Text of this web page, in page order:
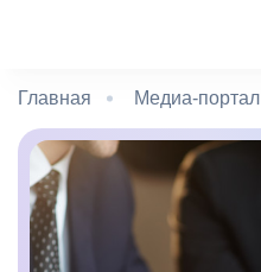
Главная Медиа-портал